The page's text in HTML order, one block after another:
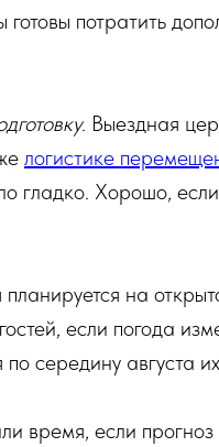
потратить
. Выездная
логистике
гладко. Хорошо,
на
если погода
середину августа
время, если